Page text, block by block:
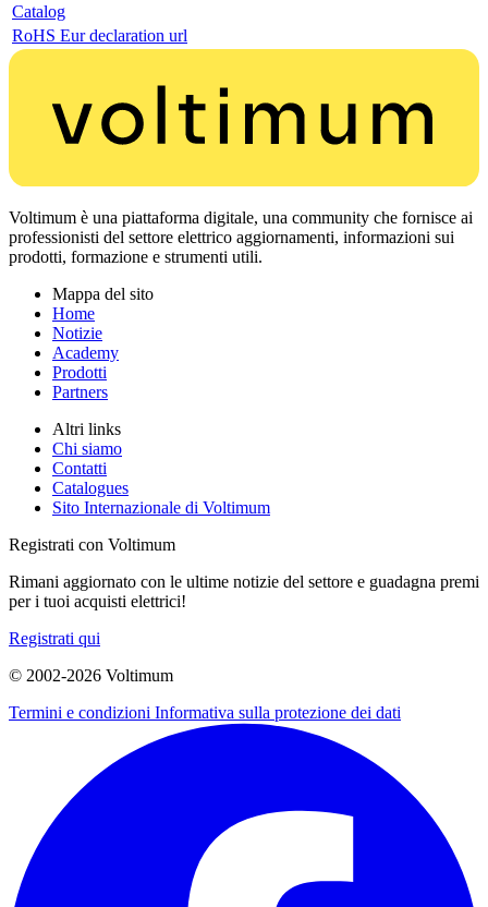
Catalog
RoHS Eur declaration url
Voltimum è una piattaforma digitale, una community che fornisce ai
professionisti del settore elettrico aggiornamenti, informazioni sui
prodotti, formazione e strumenti utili.
Mappa del sito
Home
Notizie
Academy
Prodotti
Partners
Altri links
Chi siamo
Contatti
Catalogues
Sito Internazionale di Voltimum
Registrati con Voltimum
Rimani aggiornato con le ultime notizie del settore e guadagna premi
per i tuoi acquisti elettrici!
Registrati qui
© 2002-2026 Voltimum
Termini e condizioni Informativa sulla protezione dei dati